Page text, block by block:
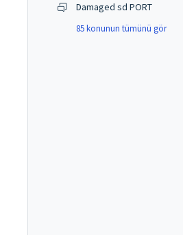
Damaged sd PORT
85 konunun tümünü gör